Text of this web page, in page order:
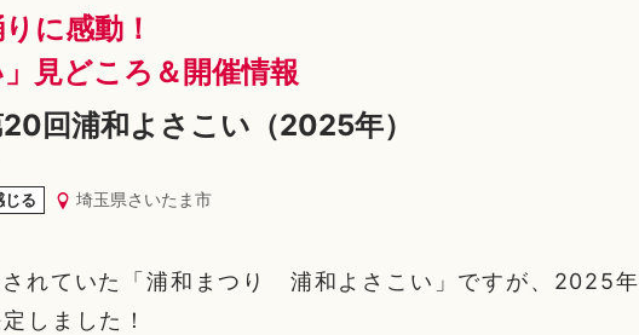
に感動！
」見どころ＆開催情報
回浦和よさこい（2025年）
じる 埼玉県さいたま市
れていた「浦和まつり 浦和よさこい」ですが、2025年
しました！